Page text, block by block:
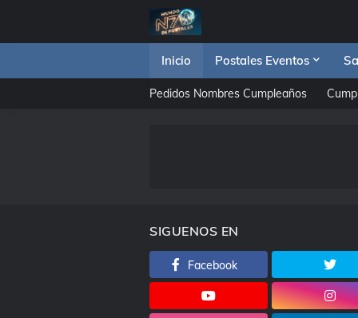
Inicio Postales Eventos
Pedidos Nombres Cumpleaños
SIGUENOS EN
Facebook